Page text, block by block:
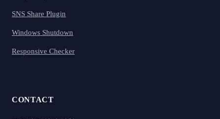
SNS Share Plugin
Windows Shutdown
Responsive Checker
CONTACT